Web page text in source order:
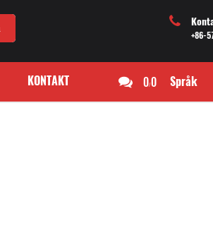
+86-
KONTAKT 0/0 Språk